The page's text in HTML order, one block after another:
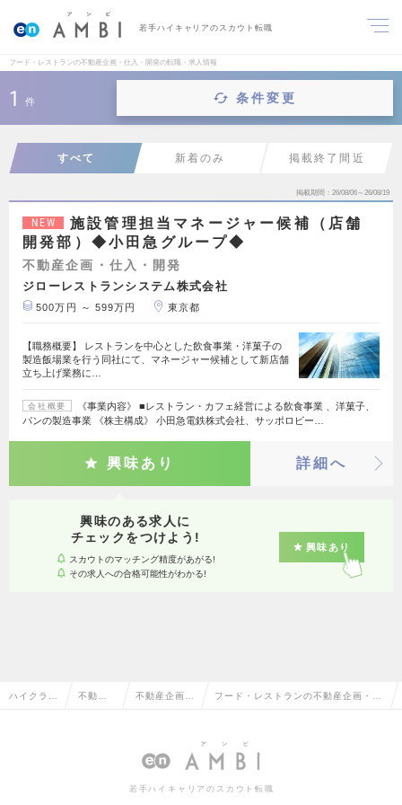
若手ハイキャリアのスカウト転職
フード・レストランの不動産企画・仕入・開発の転職・求人情報
1 件 条件変更
すべて 新着のみ 掲載終了間近
掲載期間 26/08/06～26/08/19
NEW
施設管理担当マネージャー候補（店舗
開発部）◆小田急グループ◆
不動産企画・仕入・開発
ジローレストランシステム株式会社
500万円 ～ 599万円 東京都
【職務概要】 レストランを中心とした飲食事業・洋菓子の
製造飯場業を行う同社にて、マネージャー候補として新店舗
立ち上げ業務に…
会社概要
《事業内容》 ■レストラン・カフェ経営による飲食事業 、洋菓子、
パンの製造事業 《株主構成》 小田急電鉄株式会社、サッポロビー…
興味あり 詳細へ
興味のある求人に
チェックをつけよう!
スカウトのマッチング精度があがる!
その求人への合格可能性がわかる!
興味あり
ハイクラス 不動産 不動産企画・ フード・レストランの不動産企画・仕
若手ハイキャリアのスカウト転職